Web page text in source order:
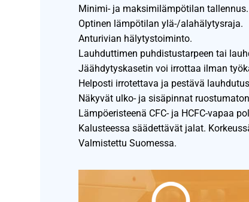
Minimi- ja maksimilämpötilan tallennus.
Optinen lämpötilan ylä-/alahälytysraja.
Anturivian hälytystoiminto.
Lauhduttimen puhdistustarpeen tai
Jäähdytyskasetin voi irrottaa ilman
Helposti irrotettava ja pestävä
Näkyvät ulko- ja sisäpinnat
Lämpöeristeenä CFC- ja HCFC-vapaa
Kalusteessa säädettävät jalat.
Valmistettu Suomessa.